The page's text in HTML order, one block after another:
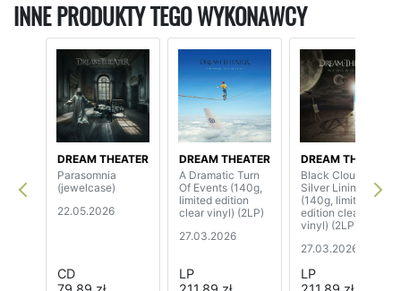
INNE PRODUKTY TEGO WYKONAWCY
DREAM THEATER
Parasomnia
(jewelcase)
22.05.2026
CD
DREAM THEATER
A Dramatic Turn
Of Events (140g,
limited edition
clear vinyl) (2LP)
27.03.2026
LP
DREAM THEATER
Black Clouds &
Silver Linings
(140g, limited
edition clear
vinyl) (2LP)
27.03.2026
LP